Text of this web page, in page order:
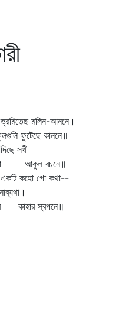
মলিন-আননে।
ফুটেছে কাননে॥
সখী
আকুল বচনে॥
কহো গো কথা--
কাহার স্বপনে॥